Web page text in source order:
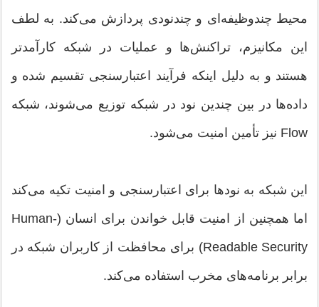
محیط چندوظیفه‌ای و چندنودی پردازش می‌کند. به لطف
این مکانیزم، تراکنش‌ها و عملیات در شبکه کارآمدتر
هستند و به دلیل اینکه فرآیند اعتبارسنجی تقسیم شده و
داده‌ها در بین چندین نود در شبکه توزیع می‌شوند، شبکه
Flow نیز تأمین امنیت می‌شود.
این شبکه به نودها برای اعتبارسنجی و امنیت تکیه می‌کند
اما همچنین از امنیت قابل خواندن برای انسان (Human-
Readable Security) برای محافظت از کاربران شبکه در
برابر برنامه‌های مخرب استفاده می‌کند.